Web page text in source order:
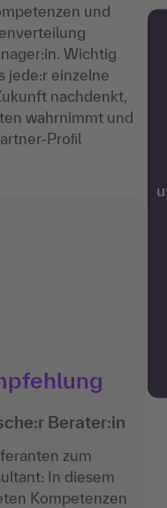
und
Wichtig
jede:r einzelne
nachdenkt,
wahrnimmt und
Proﬁl
Berater:in
zum
In diesem
Kompetenzen